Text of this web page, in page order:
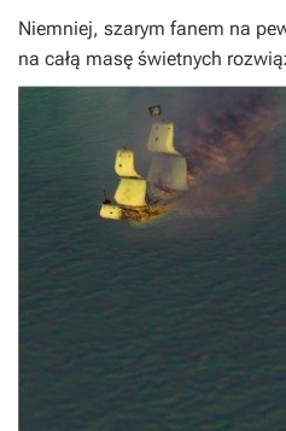
Niemniej, szarym fanem na
na całą masę świetnych